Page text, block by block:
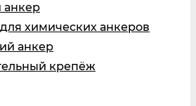
анкер
химических анкеров
анкер
крепёж